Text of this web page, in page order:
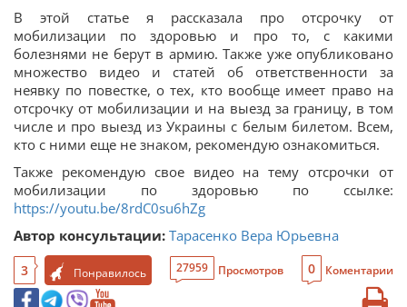
В этой статье я рассказала про отсрочку от
мобилизации по здоровью и про то, с какими
болезнями не берут в армию. Также уже опубликовано
множество видео и статей об ответственности за
неявку по повестке, о тех, кто вообще имеет право на
отсрочку от мобилизации и на выезд за границу, в том
числе и про выезд из Украины с белым билетом. Всем,
кто с ними еще не знаком, рекомендую ознакомиться.
Также рекомендую свое видео на тему отсрочки от
мобилизации по здоровью по ссылке:
https://youtu.be/8rdC0su6hZg
Автор консультации: Тарасенко Вера Юрьевна
3 Понравилось 27959 Просмотров 0 Коментарии